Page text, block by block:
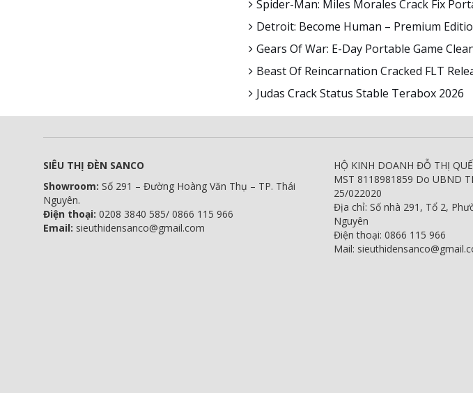
Spider-Man: Miles Morales Crack Fix
Detroit: Become Human – Premium
Gears Of War: E-Day Portable Game
Beast Of Reincarnation Cracked FLT
Judas Crack Status Stable Terabox 2026
SIÊU THỊ ĐÈN SANCO
Showroom: Số 291 – Đường Hoàng Văn Thụ – TP. Thái
Nguyên.
Điện thoại: 0208 3840 585/ 0866 115 966
Email: sieuthidensanco@gmail.com
HỘ KINH DOANH ĐỖ THỊ QUẾ
MST 8118981859 Do UBND
25/022020
Địa chỉ: Số nhà 291, Tổ 2,
Nguyên
Điện thoại: 0866 115 966
Mail: